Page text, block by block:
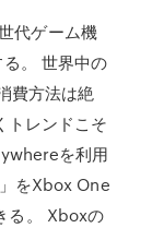
代ゲーム機
。 世界中の
費方法は絶
トレンドこそ
を利用
をXbox One
る。 Xboxの